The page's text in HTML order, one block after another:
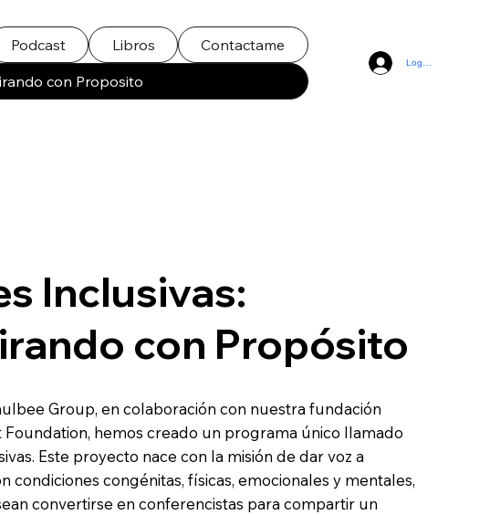
Log In
Podcast Libros
Contactame
con Proposito
Inclusivas:
con Propósito
Group, en colaboración con nuestra fundación
Foundation, hemos creado un programa único llamado
Este proyecto nace con la misión de dar voz a
condiciones congénitas, físicas, emocionales y mentales,
convertirse en conferencistas para compartir un